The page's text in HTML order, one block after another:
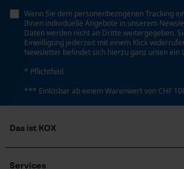
Wenn Sie dem personenbezogenen Tracking
Ihnen individuelle Angebote in unserem
Daten werden nicht an Dritte weitergegeben.
Einwilligung jederzeit mit einem Klick
Newsletter befindet sich hierzu ganz unten ein
* Pflichtfeld
*** Einlösbar ab einem Warenwert von CHF
Das ist KOX
Soziales Engagement
Services
YouTube-Videos
Google Maps
Kontaktaufnahme per Chat
Marketing Cookies